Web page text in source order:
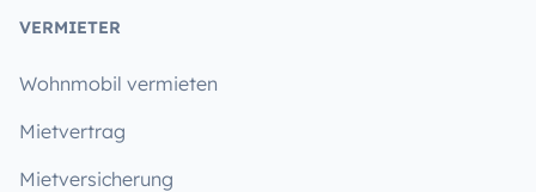
VERMIETER
Wohnmobil vermieten
Mietvertrag
Mietversicherung